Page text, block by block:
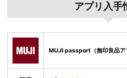
アプリ入手
MUJI passport（無印良品ア